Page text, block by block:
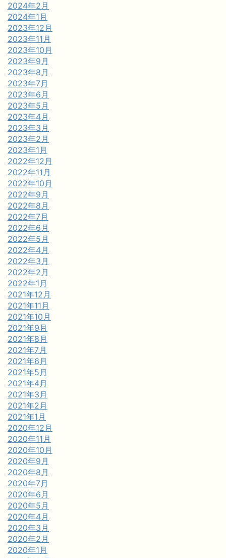
2024年2月
2024年1月
2023年12月
2023年11月
2023年10月
2023年9月
2023年8月
2023年7月
2023年6月
2023年5月
2023年4月
2023年3月
2023年2月
2023年1月
2022年12月
2022年11月
2022年10月
2022年9月
2022年8月
2022年7月
2022年6月
2022年5月
2022年4月
2022年3月
2022年2月
2022年1月
2021年12月
2021年11月
2021年10月
2021年9月
2021年8月
2021年7月
2021年6月
2021年5月
2021年4月
2021年3月
2021年2月
2021年1月
2020年12月
2020年11月
2020年10月
2020年9月
2020年8月
2020年7月
2020年6月
2020年5月
2020年4月
2020年3月
2020年2月
2020年1月